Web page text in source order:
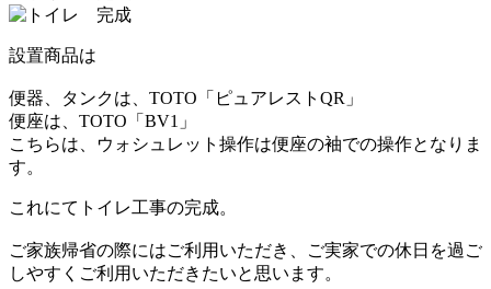
設置商品は
便器、タンクは、 TOTO「ピュアレストQR」
便座は、 TOTO「BV1」
こちらは、ウォシュレット操作は便座の袖での操作となりま
す。
これにてトイレ工事の完成。
ご家族帰省の際にはご利用いただき、
ご実家での休日を過ご
しやすくご利用いただきたいと 思います。